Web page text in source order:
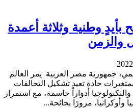
بأيدٍ وطنية وثلاثة أعمدة
والزمن
جمهورية مصر العربية يمر العالم
حادة تعيد تشكيل التحالفات
والتكنولوجيا أدواراً حاسمة، مع استمرار
وأوكرانيا، مرورًا بجائحة...